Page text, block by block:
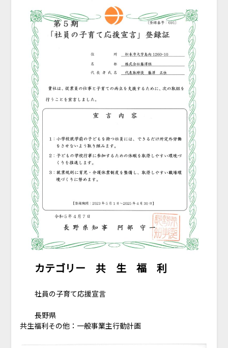
カテゴリー 共 生 福 利
社員の子育て応援宣言
長野県
共生福利その他：一般事業主行動計画